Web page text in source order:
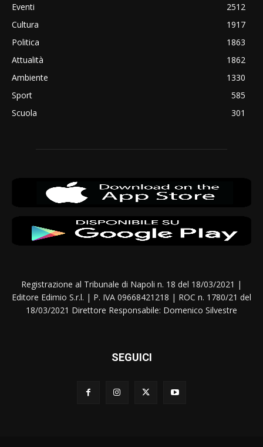
Eventi
2512
Cultura
1917
Politica
1863
Attualità
1862
Ambiente
1330
Sport
585
Scuola
301
Registrazione al Tribunale di Napoli n. 18 del 18/03/2021 |
Editore Edimio S.r.l. | P. IVA 09668421218 | ROC n. 1780/21 del
18/03/2021 Direttore Responsabile: Domenico Silvestre
SEGUICI